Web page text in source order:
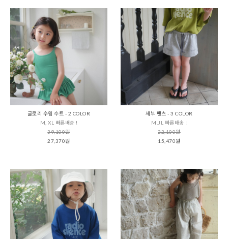
글로리 수읨 수트 - 2 COLOR
M, XL 빠른배송 !
39,100원
27,370원
세부 팬츠 - 3 COLOR
M,JL 빠른배송 !
22,100원
15,470원